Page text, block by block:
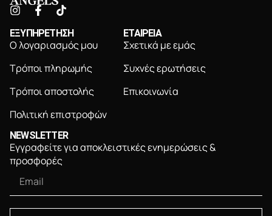
ΕΞΥΠΗΡΕΤΗΣΗ
Ο λογαριασμός μου
Τρόποι πληρωμής
Τρόποι αποστολής
Πολιτική επιστροφών
ΕΤΑΙΡΕΙΑ
Σχετικά με εμάς
Συχνές ερωτήσεις
Επικοινωνία
NEWSLETTER
Εγγραφείτε για αποκλειστικές ενημερώσεις &
προσφορές